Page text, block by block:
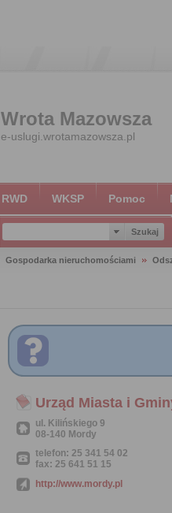
Wrota Mazowsza
e-uslugi.wrotamazowsza.pl
RWD WKSP Pomoc
Gospodarka nieruchomościami
Urząd Miasta i
ul. Kilińskiego 9
08-140 Mordy
telefon: 25 341 54 02
fax: 25 641 51 15
http://www.mordy.pl